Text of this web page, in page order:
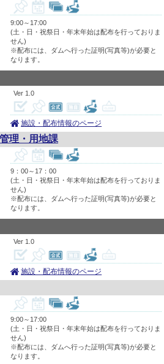
9:00～17:00
(土・日・祝祭日・年末年始は配布を行っておりま
せん)
※配布には、ダムへ行った証明(写真等)が必要と
なります。
1.0
施設・配布情報のページ
理・用地課
9：00～17：00
(土・日・祝祭日・年末年始は配布を行っておりま
せん)
※配布には、ダムへ行った証明(写真等)が必要と
なります。
1.0
施設・配布情報のページ
9:00～17:00
(土・日・祝祭日・年末年始は配布を行っておりま
せん)
※配布には、ダムへ行った証明(写真等)が必要と
なります。